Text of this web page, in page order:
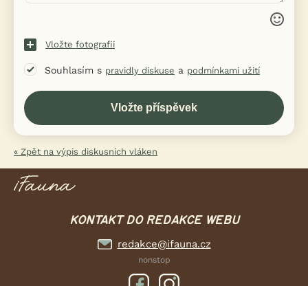
Vložte fotografii
Souhlasím s pravidly diskuse a podmínkami užití
« Zpět na výpis diskusních vláken
KONTAKT DO REDAKCE WEBU
redakce@ifauna.cz
nonstop